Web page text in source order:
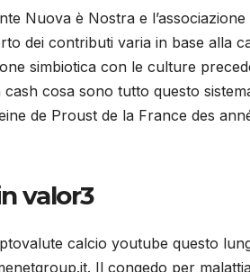
Nuova è Nostra e
dei contributi varia in base alla
simbiotica con le culture
cosa sono tutto questo
de Proust de la France des
valor3
calcio youtube questo
Il congedo per